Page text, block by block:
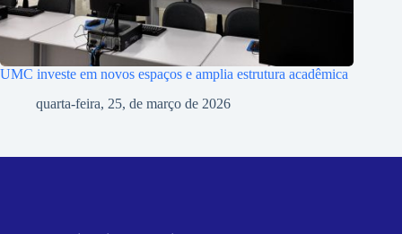
UMC investe em novos espaços e amplia estrutura acadêmica
quarta-feira, 25, de março de 2026